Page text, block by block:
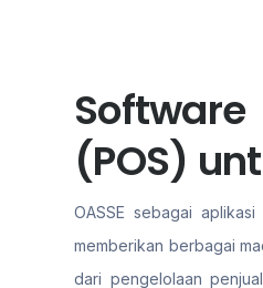
(POS)
OASSE sebagai
memberikan berbagai
dari pengelolaan